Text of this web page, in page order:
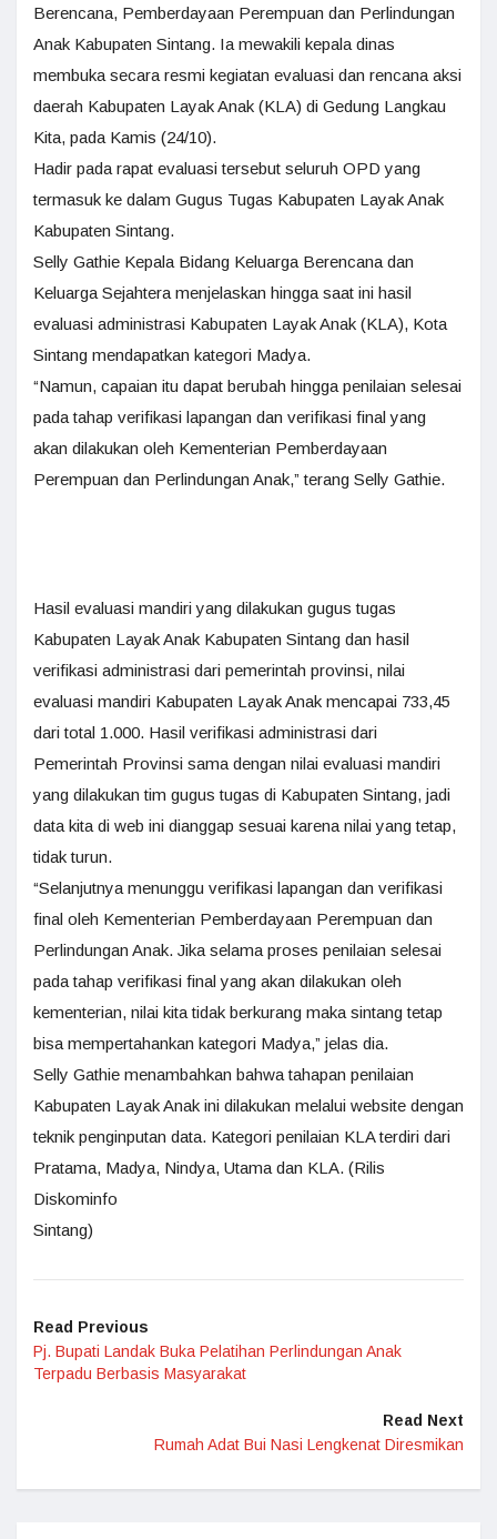
Berencana, Pemberdayaan Perempuan dan Perlindungan
Anak Kabupaten Sintang. Ia mewakili kepala dinas
membuka secara resmi kegiatan evaluasi dan rencana aksi
daerah Kabupaten Layak Anak (KLA) di Gedung Langkau
Kita, pada Kamis (24/10).
Hadir pada rapat evaluasi tersebut seluruh OPD yang
termasuk ke dalam Gugus Tugas Kabupaten Layak Anak
Kabupaten Sintang.
Selly Gathie Kepala Bidang Keluarga Berencana dan
Keluarga Sejahtera menjelaskan hingga saat ini hasil
evaluasi administrasi Kabupaten Layak Anak (KLA), Kota
Sintang mendapatkan kategori Madya.
“Namun, capaian itu dapat berubah hingga penilaian selesai
pada tahap verifikasi lapangan dan verifikasi final yang
akan dilakukan oleh Kementerian Pemberdayaan
Perempuan dan Perlindungan Anak,” terang Selly Gathie.
Hasil evaluasi mandiri yang dilakukan gugus tugas
Kabupaten Layak Anak Kabupaten Sintang dan hasil
verifikasi administrasi dari pemerintah provinsi, nilai
evaluasi mandiri Kabupaten Layak Anak mencapai 733,45
dari total 1.000. Hasil verifikasi administrasi dari
Pemerintah Provinsi sama dengan nilai evaluasi mandiri
yang dilakukan tim gugus tugas di Kabupaten Sintang, jadi
data kita di web ini dianggap sesuai karena nilai yang tetap,
tidak turun.
“Selanjutnya menunggu verifikasi lapangan dan verifikasi
final oleh Kementerian Pemberdayaan Perempuan dan
Perlindungan Anak. Jika selama proses penilaian selesai
pada tahap verifikasi final yang akan dilakukan oleh
kementerian, nilai kita tidak berkurang maka sintang tetap
bisa mempertahankan kategori Madya,” jelas dia.
Selly Gathie menambahkan bahwa tahapan penilaian
Kabupaten Layak Anak ini dilakukan melalui website dengan
teknik penginputan data. Kategori penilaian KLA terdiri dari
Pratama, Madya, Nindya, Utama dan KLA. (Rilis
Diskominfo
Sintang)
Read Previous
Pj. Bupati Landak Buka Pelatihan Perlindungan Anak
Terpadu Berbasis Masyarakat
Read Next
Rumah Adat Bui Nasi Lengkenat Diresmikan